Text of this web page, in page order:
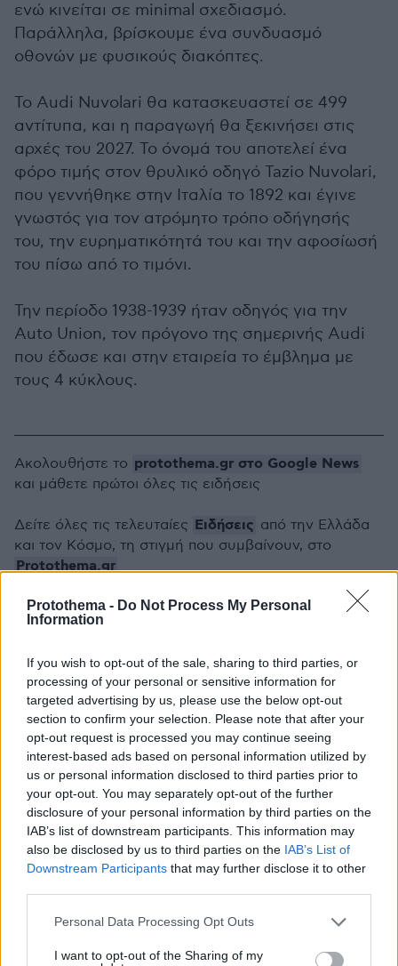
Protothema - Do Not Process My Personal
Information
If you wish to opt-out of the sale, sharing to third parties, or
processing of your personal or sensitive information for
targeted advertising by us, please use the below opt-out
section to confirm your selection. Please note that after your
opt-out request is processed you may continue seeing
interest-based ads based on personal information utilized by
us or personal information disclosed to third parties prior to
your opt-out. You may separately opt-out of the further
disclosure of your personal information by third parties on the
IAB’s list of downstream participants. This information may
also be disclosed by us to third parties on the IAB’s List of
Downstream Participants that may further disclose it to other
Please note that this website/app uses one or more Google
not limited to your visit or usage behaviour. You may click to
Personal Data Processing Opt Outs
I want to opt-out of the Sharing of my
ενώ κινείται σε minimal σχεδιασμό.
Παράλληλα, βρίσκουμε ένα συνδυασμό
οθονών με φυσικούς διακόπτες.
Το Audi Nuvolari θα κατασκευαστεί σε 499
αντίτυπα, και η παραγωγή θα ξεκινήσει στις
αρχές του 2027. Το όνομά του αποτελεί ένα
φόρο τιμής στον θρυλικό οδηγό Tazio Nuvolari,
που γεννήθηκε στην Ιταλία το 1892 και έγινε
γνωστός για τον ατρόμητο τρόπο οδήγησής
του, την ευρηματικότητά του και την αφοσίωσή
του πίσω από το τιμόνι.
Την περίοδο 1938-1939 ήταν οδηγός για την
Auto Union, τον πρόγονο της σημερινής Audi
που έδωσε και στην εταιρεία το έμβλημα με
τους 4 κύκλους.
Thema Insights
Ακολουθήστε το protothema.gr στο Google News
και μάθετε πρώτοι όλες τις ειδήσεις
Δείτε όλες τις τελευταίες Ειδήσεις από την Ελλάδα
και τον Κόσμο, τη στιγμή που συμβαίνουν, στο
Protothema.gr